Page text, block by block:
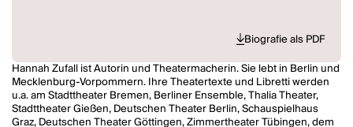
Biografie als PDF
Hannah Zufall ist Autorin und Theatermacherin. Sie lebt in Berlin und
Mecklenburg-Vorpommern. Ihre Theatertexte und Libretti werden
u.a. am Stadttheater Bremen, Berliner Ensemble, Thalia Theater,
Stadttheater Gießen, Deutschen Theater Berlin, Schauspielhaus
Graz, Deutschen Theater Göttingen, Zimmertheater Tübingen, dem